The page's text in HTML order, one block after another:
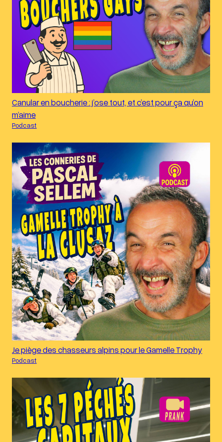
Canular en boucherie : j’ose tout, et c’est pour ça qu’on
m’aime
Podcast
Je piège des chasseurs alpins pour le Gamelle Trophy
Podcast